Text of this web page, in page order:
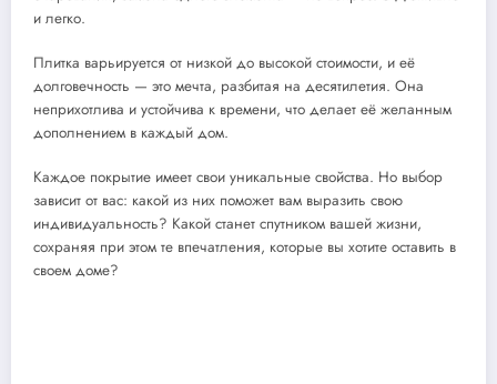
и легко.
Плитка варьируется от низкой до высокой стоимости, и её
долговечность — это мечта, разбитая на десятилетия. Она
неприхотлива и устойчива к времени, что делает её желанным
дополнением в каждый дом.
Каждое покрытие имеет свои уникальные свойства. Но выбор
зависит от вас: какой из них поможет вам выразить свою
индивидуальность? Какой станет спутником вашей жизни,
сохраняя при этом те впечатления, которые вы хотите оставить в
своем доме?